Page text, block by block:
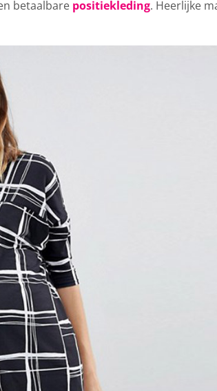
betaalbare positiekleding. Heerlijke